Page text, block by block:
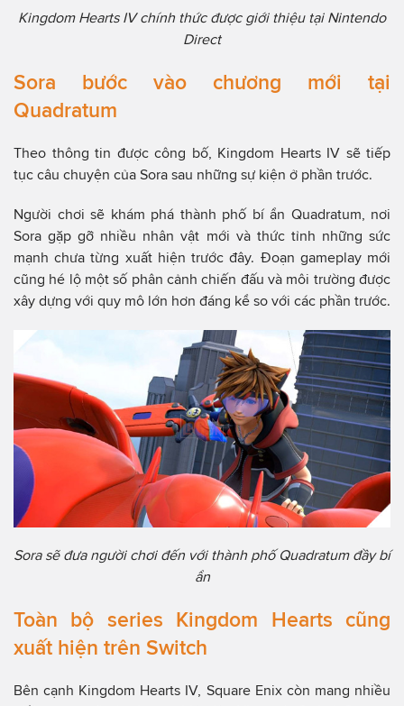
Kingdom Hearts IV chính thức được giới thiệu tại Nintendo
Direct
Sora bước vào chương mới tại
Quadratum
Theo thông tin được công bố, Kingdom Hearts IV sẽ tiếp
tục câu chuyện của Sora sau những sự kiện ở phần trước.
Người chơi sẽ khám phá thành phố bí ẩn Quadratum, nơi
Sora gặp gỡ nhiều nhân vật mới và thức tỉnh những sức
mạnh chưa từng xuất hiện trước đây. Đoạn gameplay mới
cũng hé lộ một số phân cảnh chiến đấu và môi trường được
xây dựng với quy mô lớn hơn đáng kể so với các phần trước.
Sora sẽ đưa người chơi đến với thành phố Quadratum đầy bí
ẩn
Toàn bộ series Kingdom Hearts cũng
xuất hiện trên Switch
Bên cạnh Kingdom Hearts IV, Square Enix còn mang nhiều